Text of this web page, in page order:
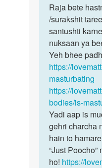
to
Aunty
ji....
Mai
months
me
4…
by
Raja
Raja
bete
hastmaithun
ek…
Raja bete
/surakshit
santushti
nuksaan ya
Yeh bhee
https://
masturbating
https://
bodies/is-
Yadi aap is
gehri charcha
hain to
“Just
ho! https://